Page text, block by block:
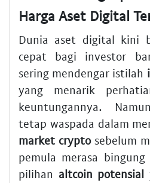
Harga Aset Digital
Dunia aset digital kini
cepat bagi investor
sering mendengar istilah
yang menarik
keuntungannya.
tetap waspada dalam
market cryptosebelum
pemula merasa
pilihan altcoin potensial